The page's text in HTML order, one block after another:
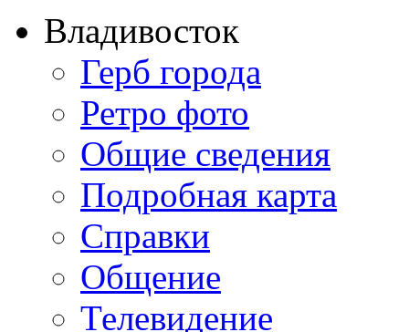
Владивосток
Герб города
Ретро фото
Общие сведения
Подробная карта
Справки
Общение
Телевидение